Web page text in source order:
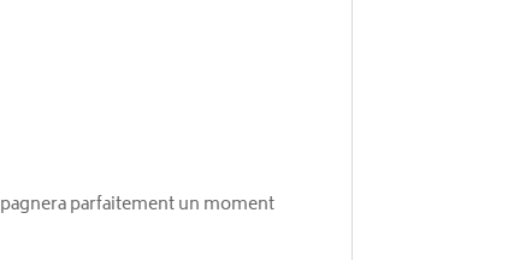
parfaitement un moment